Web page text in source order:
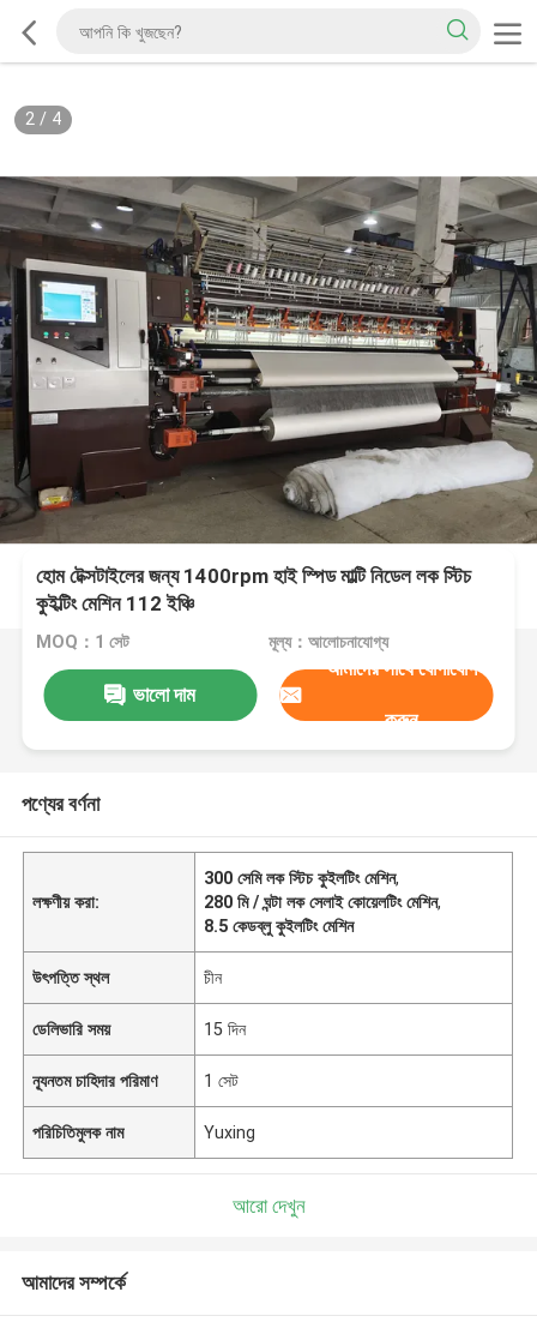
2/ 4
হোম টেক্সটাইলের জন্য 1400rpm হাই স্পিড মাল্টি নিডেল লক স্টিচ
কুইল্টিং মেশিন 112 ইঞ্চি
MOQ：1 সেট মূল্য：আলোচনাযোগ্য
ভালো দাম
আমাদের সাথে যোগাযোগ
করুন
পণ্যের বর্ণনা
লক্ষণীয় করা:
300 সেমি লক স্টিচ কুইলটিং মেশিন,
280 মি / ঘন্টা লক সেলাই কোয়েলটিং মেশিন,
8.5 কেডব্লু কুইলটিং মেশিন
উৎপত্তি স্থল চীন
ডেলিভারি সময় 15 দিন
ন্যূনতম চাহিদার পরিমাণ 1 সেট
পরিচিতিমুলক নাম Yuxing
আরো দেখুন
আমাদের সম্পর্কে